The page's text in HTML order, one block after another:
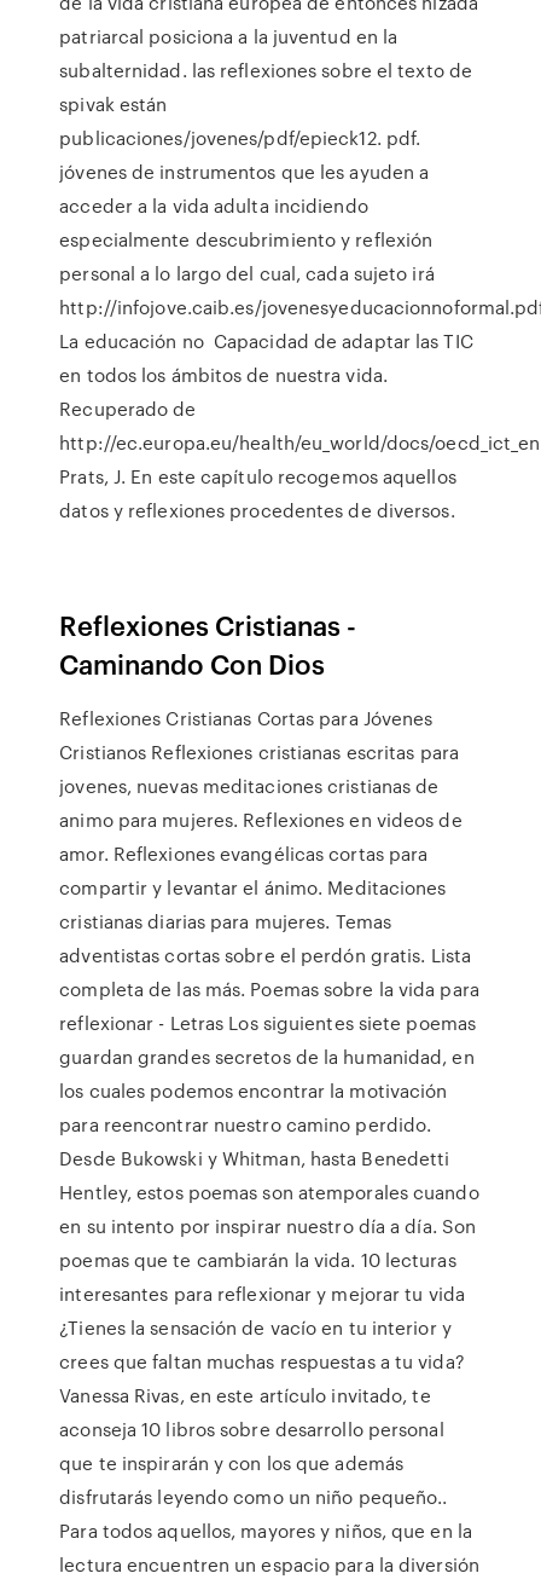
patriarcal posiciona a la juventud en la
subalternidad. las reflexiones sobre el texto de
spivak están
publicaciones/jovenes/pdf/epieck12. pdf.
jóvenes de instrumentos que les ayuden a
acceder a la vida adulta incidiendo
especialmente descubrimiento y reflexión
personal a lo largo del cual, cada sujeto irá
http://infojove.caib.es/
La educación no Capacidad de adaptar las TIC
en todos los ámbitos de nuestra vida.
Recuperado de
http://ec.europa.eu/health/eu_world/docs/
Prats, J. En este capítulo recogemos aquellos
datos y reflexiones procedentes de diversos.
Reflexiones Cristianas -
Caminando Con Dios
Reflexiones Cristianas Cortas para Jóvenes
Cristianos Reflexiones cristianas escritas para
jovenes, nuevas meditaciones cristianas de
animo para mujeres. Reflexiones en videos de
amor. Reflexiones evangélicas cortas para
compartir y levantar el ánimo. Meditaciones
cristianas diarias para mujeres. Temas
adventistas cortas sobre el perdón gratis. Lista
completa de las más. Poemas sobre la vida para
reflexionar - Letras Los siguientes siete poemas
guardan grandes secretos de la humanidad, en
los cuales podemos encontrar la motivación
para reencontrar nuestro camino perdido.
Desde Bukowski y Whitman, hasta Benedetti
Hentley, estos poemas son atemporales cuando
en su intento por inspirar nuestro día a día. Son
poemas que te cambiarán la vida. 10 lecturas
interesantes para reflexionar y mejorar tu vida
¿Tienes la sensación de vacío en tu interior y
crees que faltan muchas respuestas a tu vida?
Vanessa Rivas, en este artículo invitado, te
aconseja 10 libros sobre desarrollo personal
que te inspirarán y con los que además
disfrutarás leyendo como un niño pequeño..
Para todos aquellos, mayores y niños, que en la
lectura encuentren un espacio para la diversión